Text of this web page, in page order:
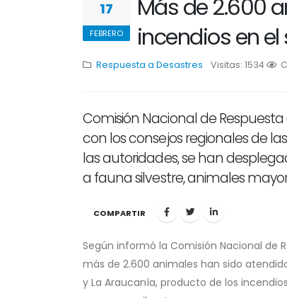
17
FEBRERO
Más de 2.600
incendios en
Respuesta a Desastres Visitas: 1534 1
Comisión Nacional de
con los consejos regionales de
las autoridades, se han
a fauna silvestre, animales
COMPARTIR
Según informó la Comisión Nacional de
más de 2.600 animales han sido
y La Araucanía, producto de los